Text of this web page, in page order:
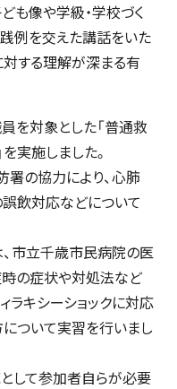
も像や学級・学校づく
例を交えた講話をいた
対する理解が深まる有
を対象とした「普通救
実施しました。
署の協力により、心肺
飲対応などについて
、市立千歳市民病院の医
の症状や対処法など
ラキシーショックに対応
ついて実習を行いまし
して参加者自らが必要